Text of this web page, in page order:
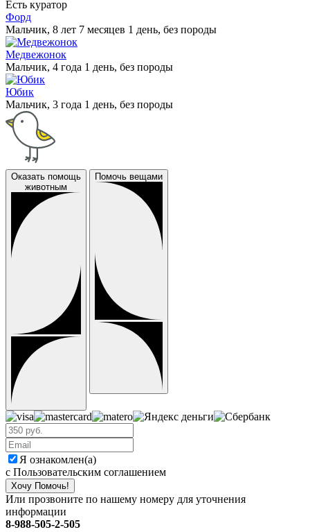
Есть куратор
Форд
Мальчик, 8 лет 7 месяцев 1 день, без породы
Медвежонок
Мальчик, 4 года 1 день, без породы
Юбик
Мальчик, 3 года 1 день, без породы
Оказать помощь
животным
Помочь вещами
Я ознакомлен(а)
с Пользовательским соглашением
Хочу Помочь!
Или прозвоните по нашему номеру для уточнения
информации
8-988-505-2-505